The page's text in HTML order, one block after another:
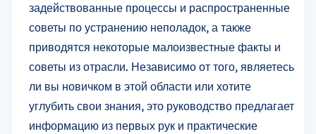
задействованные процессы и распространенные
советы по устранению неполадок, а также
приводятся некоторые малоизвестные факты и
советы из отрасли. Независимо от того, являетесь
ли вы новичком в этой области или хотите
углубить свои знания, это руководство предлагает
информацию из первых рук и практические